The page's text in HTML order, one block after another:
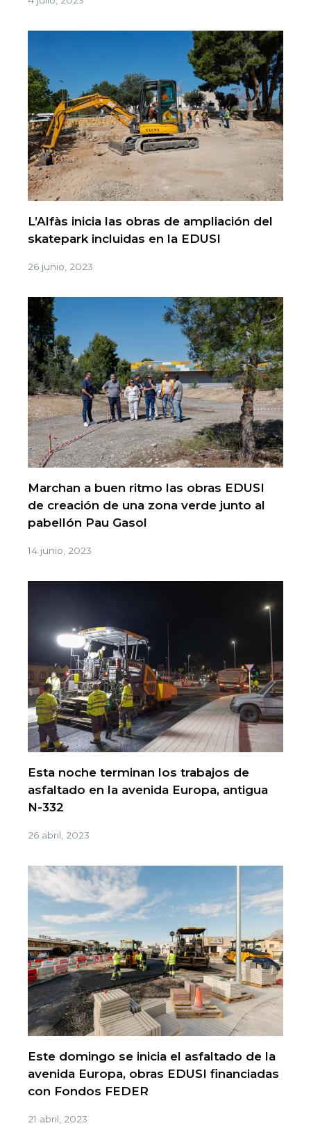
L’Alfàs inicia las obras de ampliación del
skatepark incluidas en la EDUSI
26 junio, 2023
Marchan a buen ritmo las obras EDUSI
de creación de una zona verde junto al
pabellón Pau Gasol
14 junio, 2023
Esta noche terminan los trabajos de
asfaltado en la avenida Europa, antigua
N-332
26 abril, 2023
Este domingo se inicia el asfaltado de la
avenida Europa, obras EDUSI financiadas
con Fondos FEDER
21 abril, 2023